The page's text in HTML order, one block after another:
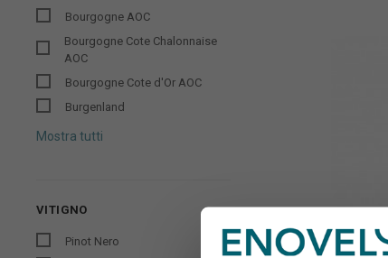
Bourgogne AOC
Bourgogne Cote Chalonnaise
AOC
Bourgogne Cote d'Or AOC
Burgenland
Mostra tutti
VITIGNO
Pinot Nero